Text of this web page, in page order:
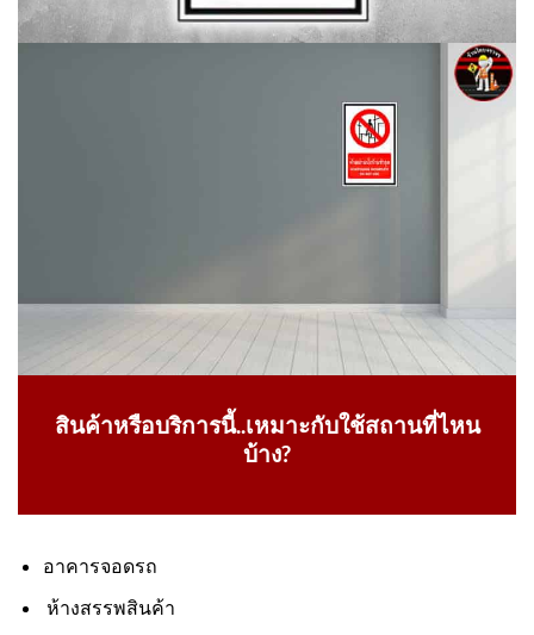
สินค้าหรือบริการนี้..เหมาะกับใช้สถานที่ไหน
บ้าง?
อาคารจอดรถ
ห้างสรรพสินค้า